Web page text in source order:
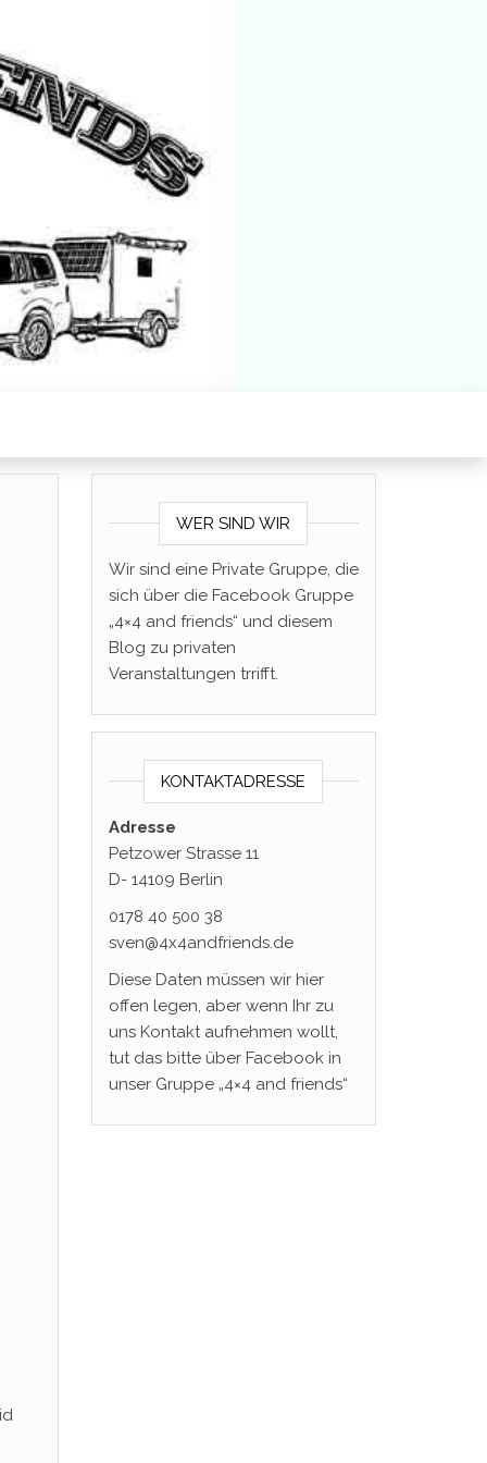
WER SIND WIR
Wir sind eine Private Gruppe, die
sich über die Facebook Gruppe
„4×4 and friends“ und diesem
Blog zu privaten
Veranstaltungen trrifft.
KONTAKTADRESSE
Adresse
Petzower Strasse 11
D- 14109 Berlin
0178 40 500 38
sven@4x4andfriends.de
Diese Daten müssen wir hier
offen legen, aber wenn Ihr zu
uns Kontakt aufnehmen wollt,
tut das bitte über Facebook in
unser Gruppe „4×4 and friends“